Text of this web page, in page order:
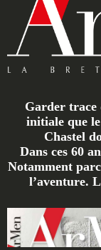
Garder trace
initiale que
Chastel
Dans ces 60
Notamment
l’aventure.